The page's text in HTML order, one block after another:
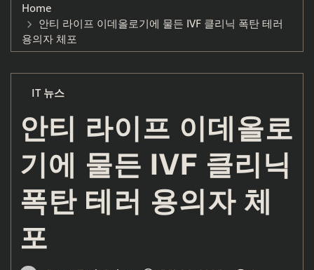
Home
안티 라이프 이데올로기에 물든 IVF 클리닉 폭탄 테러
용의자 체포
IT 뉴스
안티 라이프 이데올로
기에 물든 IVF 클리닉
폭탄 테러 용의자 체
포